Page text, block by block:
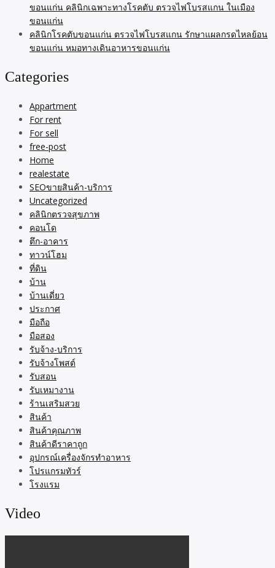
ขอนแก่น คลินิกเฉพาะทางโรคตับ ตรวจไฟโบรสแกน ในเมือง
ขอนแก่น
คลินิกโรคตับขอนแก่น ตรวจไฟโบรสแกน รักษาแผลกรดไหลย้อน
ขอนแก่น หมอทางเดินอาหารขอนแก่น
Categories
Appartment
For rent
For sell
free-post
Home
realestate
SEOขายสินค้า-บริการ
Uncategorized
คลินิกตรวจสุขภาพ
คอนโด
ตึก-อาคาร
ทาวน์โฮม
ที่ดิน
บ้าน
บ้านเดี่ยว
ประกาศ
มือถือ
มือสอง
รับจ้าง-บริการ
รับจ้างโพสต์
รับสอน
รับเหมางาน
ร้านเสริมสวย
สินค้า
สินค้าคุณภาพ
สินค้าดีราคาถูก
อุปกรณ์เครื่องจักรทำอาหาร
โปรแกรมทัวร์
โรงแรม
Video